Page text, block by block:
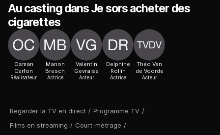
Regarder la TV en direct / Programme TV /
Films en streaming / Court-métrage /
Au casting dans Je sors acheter des
cigarettes
Osman
Cerfon
Réalisateur
Manon
Bresch
Actrice
Valentin
Gevraise
Acteur
Delphine
Rollin
Actrice
Théo Van
de Voorde
Acteur